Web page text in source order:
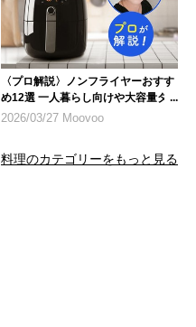
〈プロ解説〉ノンフライヤーおすす
め12選 一人暮らし向けや大容量タ
イプも
2026/03/27 Moovoo
料理のカテゴリーをもっと見る